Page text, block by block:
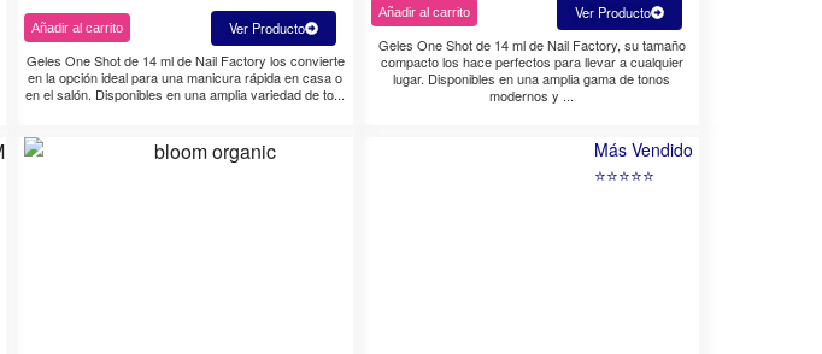
Añadir al carrito
Ver Producto
Geles One Shot de 14 ml de Nail Factory los convierte
en la opción ideal para una manicura rápida en casa o
en el salón. Disponibles en una amplia variedad de to...
Añadir al carrito
Ver Producto
Geles One Shot de 14 ml de Nail Factory, su tamaño
compacto los hace perfectos para llevar a cualquier
lugar. Disponibles en una amplia gama de tonos
modernos y ...
Más Vendido
⭐⭐⭐⭐⭐